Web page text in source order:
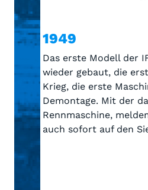
1949
Das erste Modell der
wieder gebaut, die
Krieg, die erste
Demontage. Mit der
Rennmaschine,
auch sofort auf den